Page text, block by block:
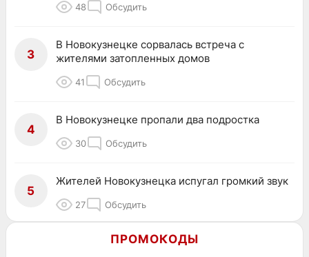
48 Обсудить
3
В Новокузнецке сорвалась встреча с
жителями затопленных домов
41 Обсудить
4
В Новокузнецке пропали два подростка
30 Обсудить
5
Жителей Новокузнецка испугал громкий звук
27 Обсудить
ПРОМОКОДЫ